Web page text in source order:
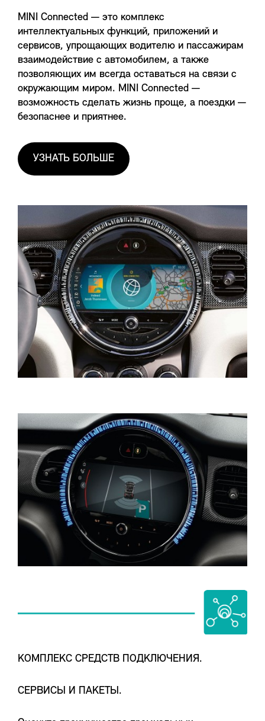
MINI Connected — это комплекс
интеллектуальных функций, приложений и
сервисов, упрощающих водителю и пассажирам
взаимодействие с автомобилем, а также
позволяющих им всегда оставаться на связи с
окружающим миром. MINI Connected —
возможность сделать жизнь проще, а поездки —
безопаснее и приятнее.
УЗНАТЬ БОЛЬШЕ
КОМПЛЕКС СРЕДСТВ ПОДКЛЮЧЕНИЯ.
СЕРВИСЫ И ПАКЕТЫ.